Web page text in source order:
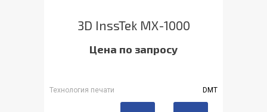
3D InssTek MX-1000
Цена по запросу
Технология печати DMT